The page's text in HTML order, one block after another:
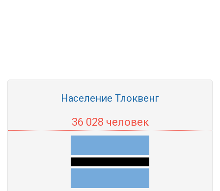
Население Тлоквенг
36 028 человек